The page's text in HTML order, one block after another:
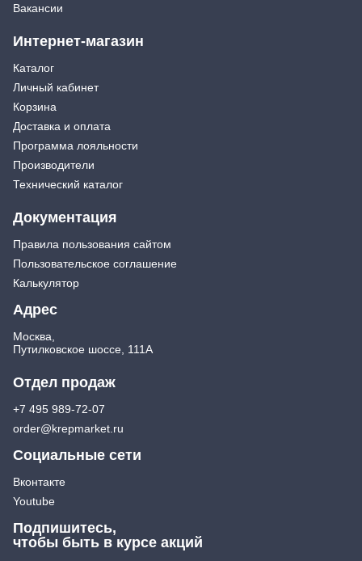
Вакансии
Интернет-магазин
Каталог
Личный кабинет
Корзина
Доставка и оплата
Программа лояльности
Производители
Технический каталог
Документация
Правила пользования сайтом
Пользовательское соглашение
Калькулятор
Адрес
Москва,
Путилковское шоссе, 111А
Отдел продаж
+7 495 989-72-07
order@krepmarket.ru
Социальные сети
Вконтакте
Youtube
Подпишитесь,
чтобы быть в курсе акций